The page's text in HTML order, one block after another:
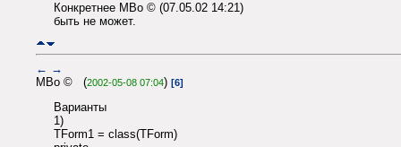
Конкретнее MBo © (07.05.02 14:21)
быть не может.
← →
MBo © (2002-05-08 07:04) [6]
Варианты
1)
TForm1 = class(TForm)